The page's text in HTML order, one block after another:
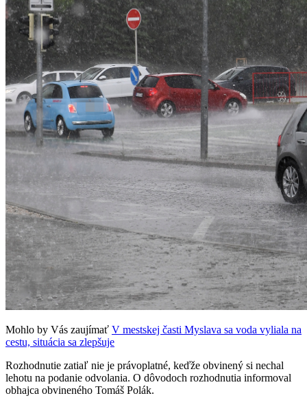
Mohlo by Vás zaujímať V mestskej časti Myslava sa voda vyliala na
cestu, situácia sa zlepšuje
Rozhodnutie zatiaľ nie je právoplatné, keďže obvinený si nechal
lehotu na podanie odvolania. O dôvodoch rozhodnutia informoval
obhajca obvineného Tomáš Polák.